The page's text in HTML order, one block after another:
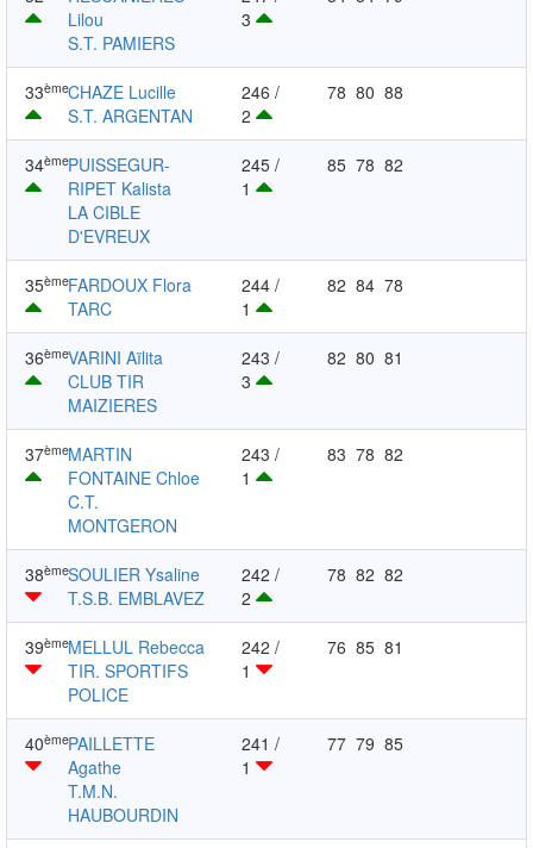
Lilou
S.T. PAMIERS
3
33èmeCHAZE Lucille
S.T. ARGENTAN
246 /
2
78 80 88
34èmePUISSEGUR-
RIPET Kalista
LA CIBLE
D'EVREUX
245 /
1
85 78 82
35èmeFARDOUX Flora
TARC
244 /
1
82 84 78
36èmeVARINI Aïlita
CLUB TIR
MAIZIERES
243 /
3
82 80 81
37èmeMARTIN
FONTAINE Chloe
C.T.
MONTGERON
243 /
1
83 78 82
38èmeSOULIER Ysaline
T.S.B. EMBLAVEZ
242 /
2
78 82 82
39èmeMELLUL Rebecca
TIR. SPORTIFS
POLICE
242 /
1
76 85 81
40èmePAILLETTE
Agathe
T.M.N.
HAUBOURDIN
241 /
1
77 79 85